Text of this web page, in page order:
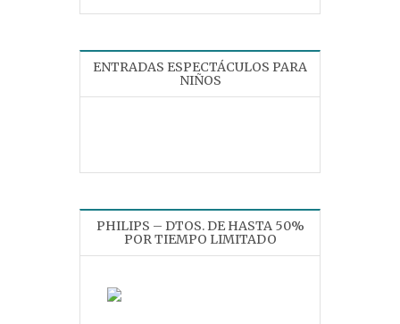
ENTRADAS ESPECTÁCULOS PARA
NIÑOS
PHILIPS – DTOS. DE HASTA 50%
POR TIEMPO LIMITADO